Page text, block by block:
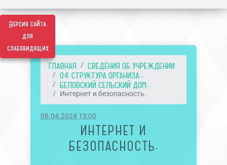
Версия сайта
для
слабовидящих
ГЛАВНАЯ
СВЕДЕНИЯ ОБ УЧРЕЖДЕНИИ
04. СТРУКТУРА ОРГАНИЗА...
БЕЛОВСКИЙ СЕЛЬСКИЙ ДОМ...
Интернет и безопасность.
08.04.2024 13:00
ИНТЕРНЕТ И
БЕЗОПАСНОСТЬ.